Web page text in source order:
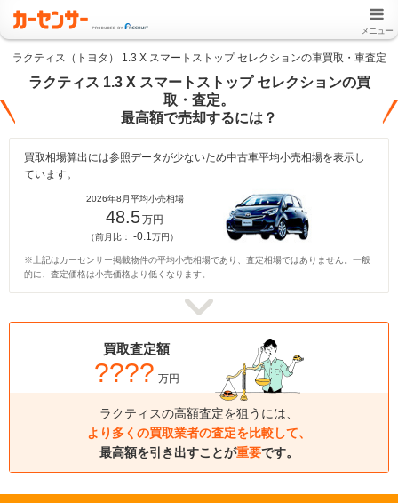
メニュー
ラクティス（トヨタ） 1.3 X スマートストップ セレクションの車買取・車査定
ラクティス 1.3 X スマートストップ セレクションの買
取・査定。
最高額で売却するには？
買取相場算出には参照データが少ないため中古車平均小売相場を表示し
ています。
2026年8月平均小売相場
48.5万円
（前月比： -0.1万円）
※上記はカーセンサー掲載物件の平均小売相場であり、査定相場ではありません。一般
的に、査定価格は小売価格より低くなります。
買取査定額
???? 万円
ラクティスの高額査定を狙うには、
より多くの買取業者の査定を比較して、
最高額を引き出すことが重要です。